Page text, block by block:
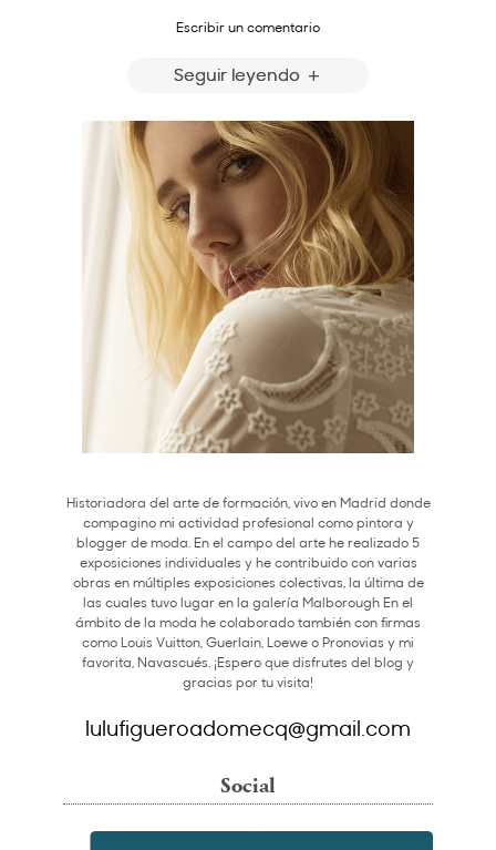
Escribir un comentario
Seguir leyendo
Historiadora del arte de formación, vivo en Madrid donde
compagino mi actividad profesional como pintora y
blogger de moda. En el campo del arte he realizado 5
exposiciones individuales y he contribuido con varias
obras en múltiples exposiciones colectivas, la última de
las cuales tuvo lugar en la galería Malborough En el
ámbito de la moda he colaborado también con firmas
como Louis Vuitton, Guerlain, Loewe o Pronovias y mi
favorita, Navascués. ¡Espero que disfrutes del blog y
gracias por tu visita!
lulufigueroadomecq@gmail.com
Social